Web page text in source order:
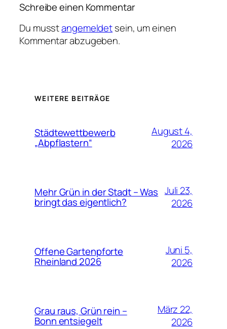
Schreibe einen Kommentar
Du musstangemeldetsein, um einen
Kommentar abzugeben.
WEITERE BEITRÄGE
Städtewettbewerb
„Abpflastern“
August 4,
2026
Mehr Grün in der Stadt – Was
bringt das eigentlich?
Juli 23,
2026
Offene Gartenpforte
Rheinland 2026
Juni 5,
2026
Grau raus, Grün rein –
Bonn entsiegelt
März 22,
2026